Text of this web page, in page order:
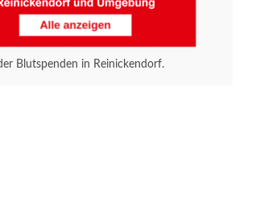
Blutspenden in Reinickendorf.